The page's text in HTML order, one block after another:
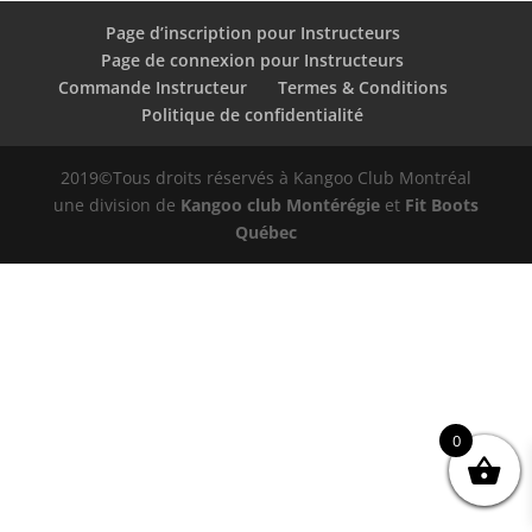
Page d’inscription pour Instructeurs
Page de connexion pour Instructeurs
Commande Instructeur
Termes & Conditions
Politique de confidentialité
2019©Tous droits réservés à Kangoo Club Montréal
une division de Kangoo club Montérégieet Fit Boots
Québec
0